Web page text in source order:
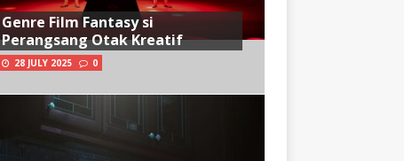
Genre Film Fantasy si
Perangsang Otak Kreatif
28 JULY 2025 0